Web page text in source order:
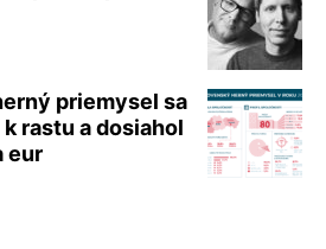
priemysel sa
rastu a dosiahol
eur